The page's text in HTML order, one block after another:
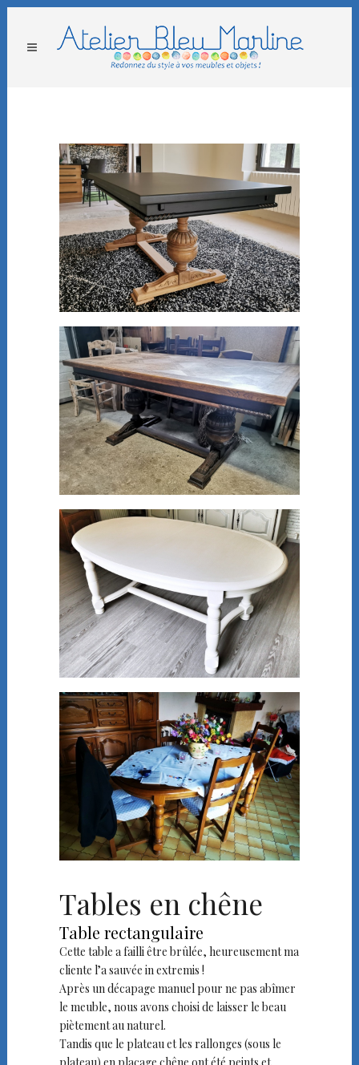
Tables en chêne
Table rectangulaire
Cette table a failli être brûlée, heureusement ma
cliente l’a sauvée in extremis !
Après un décapage manuel pour ne pas abîmer
le meuble, nous avons choisi de laisser le beau
piètement au naturel.
Tandis que le plateau et les rallonges (sous le
plateau) en placage chêne ont été peints et